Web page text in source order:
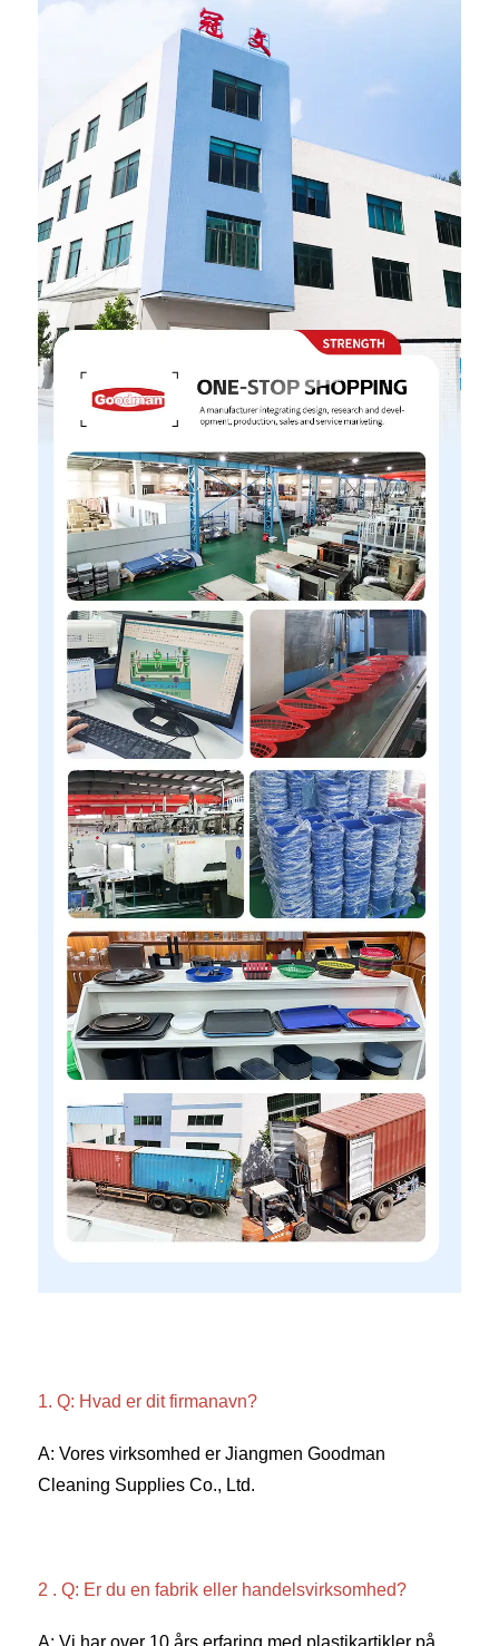
1. Q: Hvad er dit firmanavn?
A: Vores virksomhed er Jiangmen Goodman
Cleaning Supplies Co., Ltd.
2 . Q: Er du en fabrik eller handelsvirksomhed?
A: Vi har over 10 års erfaring med plastikartikler på